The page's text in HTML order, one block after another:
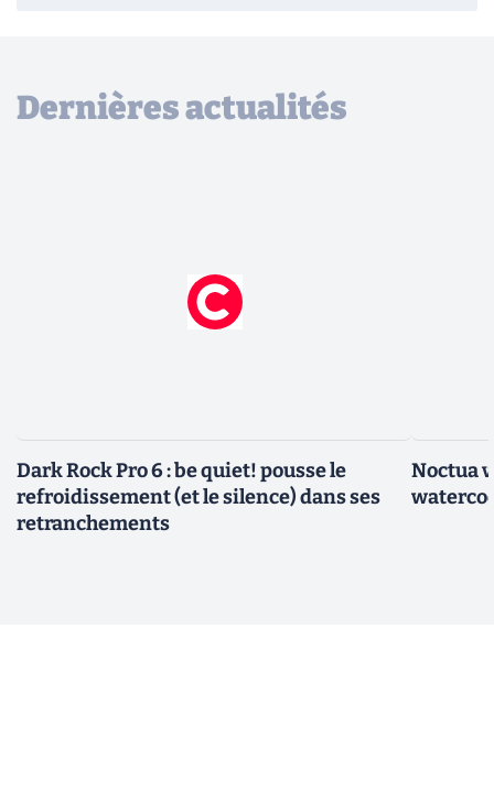
Dernières actualités
Dark Rock Pro 6 : be quiet! pousse le
refroidissement (et le silence) dans ses
retranchements
Noctua